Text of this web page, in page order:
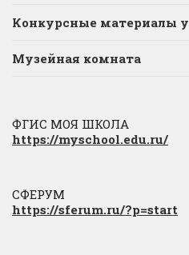
Конкурсные материалы
Музейная комната
ФГИС МОЯ ШКОЛА
https://myschool.edu.ru/
СФЕРУМ
https://sferum.ru/?p=start